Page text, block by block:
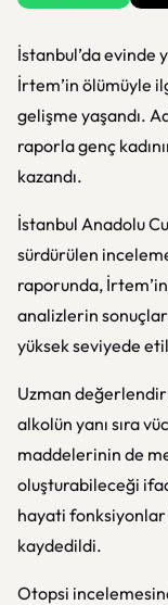
İstanbul’da evinde
İrtem’in ölümüyle
gelişme yaşandı.
raporla genç
kazandı.
İstanbul Anadolu
sürdürülen
raporunda,
analizlerin
yüksek seviyede
Uzman
alkolün yanı sıra
maddelerinin de
oluşturabileceği
hayati
kaydedildi.
Otopsi